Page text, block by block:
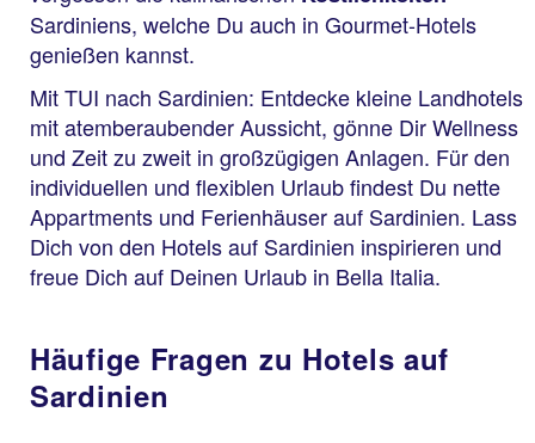
Sardiniens, welche Du auch in Gourmet-Hotels
genießen kannst.
Mit TUI nach Sardinien: Entdecke kleine Landhotels
mit atemberaubender Aussicht, gönne Dir Wellness
und Zeit zu zweit in großzügigen Anlagen. Für den
individuellen und flexiblen Urlaub findest Du nette
Appartments und Ferienhäuser auf Sardinien. Lass
Dich von den Hotels auf Sardinien inspirieren und
freue Dich auf Deinen Urlaub in Bella Italia.
Häufige Fragen zu Hotels auf
Sardinien